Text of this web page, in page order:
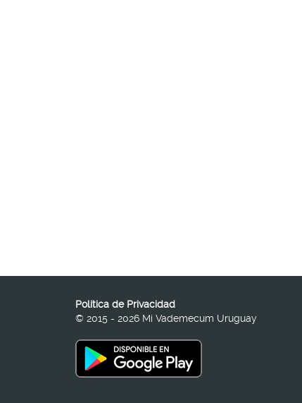
Política de Privacidad
© 2015 - 2026 Mi Vademecum Uruguay